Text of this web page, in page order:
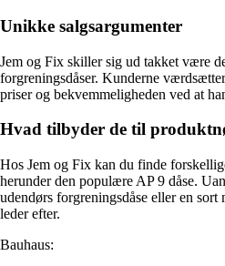
Unikke salgsargumenter
Jem og Fix skiller sig ud takket være
forgreningsdåser. Kunderne
priser og bekvemmeligheden ved at
Hvad tilbyder de til
Hos Jem og Fix kan du finde
herunder den populære AP 9 dåse.
udendørs forgreningsdåse eller en
leder efter.
Bauhaus: